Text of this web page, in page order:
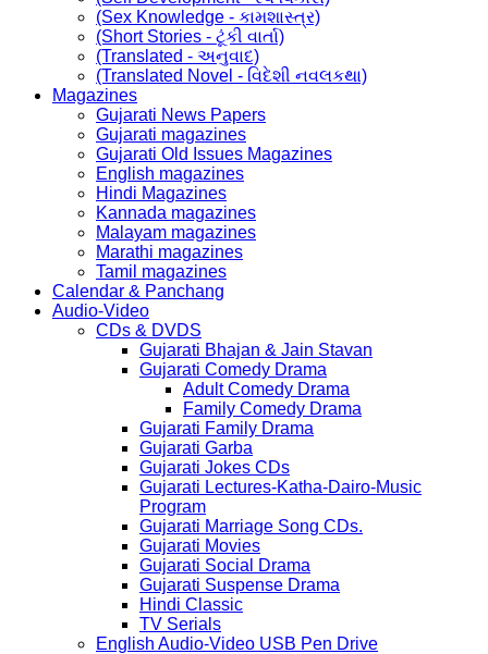
(Sex Knowledge - કામશાસ્ત્ર)
(Short Stories - ટૂંકી વાર્તા)
(Translated - અનુવાદ)
(Translated Novel - વિદેશી નવલકથા)
Magazines
Gujarati News Papers
Gujarati magazines
Gujarati Old Issues Magazines
English magazines
Hindi Magazines
Kannada magazines
Malayam magazines
Marathi magazines
Tamil magazines
Calendar & Panchang
Audio-Video
CDs & DVDS
Gujarati Bhajan & Jain Stavan
Gujarati Comedy Drama
Adult Comedy Drama
Family Comedy Drama
Gujarati Family Drama
Gujarati Garba
Gujarati Jokes CDs
Gujarati Lectures-Katha-Dairo-Music
Program
Gujarati Marriage Song CDs.
Gujarati Movies
Gujarati Social Drama
Gujarati Suspense Drama
Hindi Classic
TV Serials
English Audio-Video USB Pen Drive